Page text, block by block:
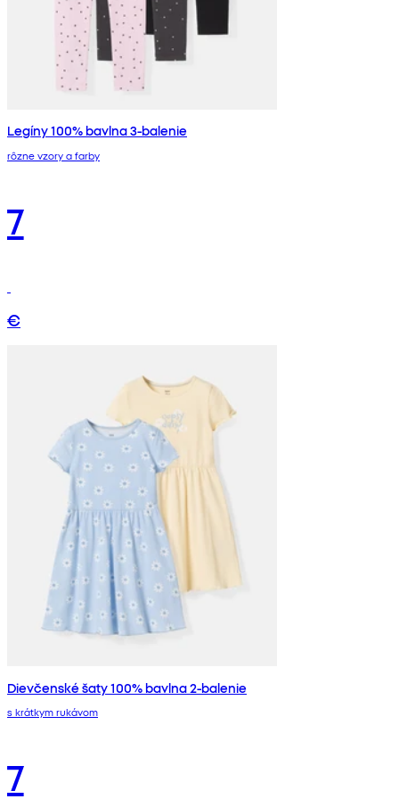
Legíny 100% bavlna 3-balenie
rôzne vzory a farby
7
€
Dievčenské šaty 100% bavlna 2-balenie
s krátkym rukávom
7